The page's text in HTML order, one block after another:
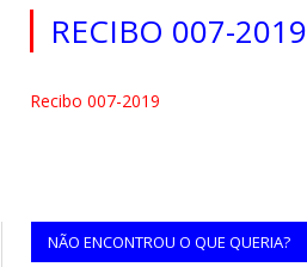
RECIBO 007-2019
Recibo 007-2019
NÃO ENCONTROU O QUE QUERIA?